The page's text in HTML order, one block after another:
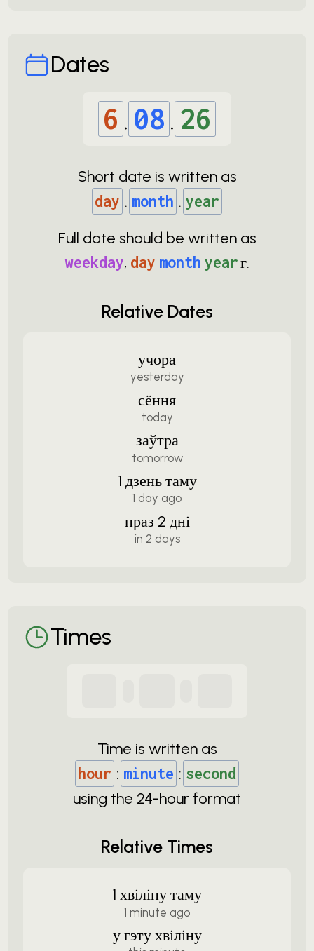
Dates
6 . 08 . 26
Short date is written as
day . month . year
Full date should be written as
weekday, day month yearг.
Relative Dates
учора
yesterday
сёння
today
заўтра
tomorrow
1 дзень таму
1 day ago
праз 2 дні
in 2 days
Times
Time is written as
hour : minute : second
using the 24-hour format
Relative Times
1 хвіліну таму
1 minute ago
у гэту хвіліну